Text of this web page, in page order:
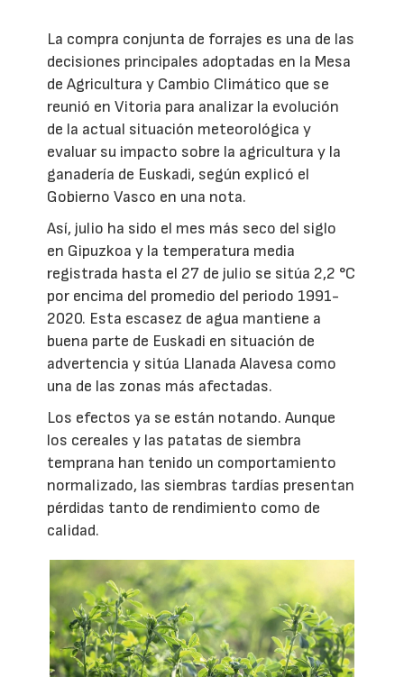
La compra conjunta de forrajes es una de las
decisiones principales adoptadas en la Mesa
de Agricultura y Cambio Climático que se
reunió en Vitoria para analizar la evolución
de la actual situación meteorológica y
evaluar su impacto sobre la agricultura y la
ganadería de Euskadi, según explicó el
Gobierno Vasco en una nota.
Así, julio ha sido el mes más seco del siglo
en Gipuzkoa y la temperatura media
registrada hasta el 27 de julio se sitúa 2,2 °C
por encima del promedio del periodo 1991-
2020. Esta escasez de agua mantiene a
buena parte de Euskadi en situación de
advertencia y sitúa Llanada Alavesa como
una de las zonas más afectadas.
Los efectos ya se están notando. Aunque
los cereales y las patatas de siembra
temprana han tenido un comportamiento
normalizado, las siembras tardías presentan
pérdidas tanto de rendimiento como de
calidad.